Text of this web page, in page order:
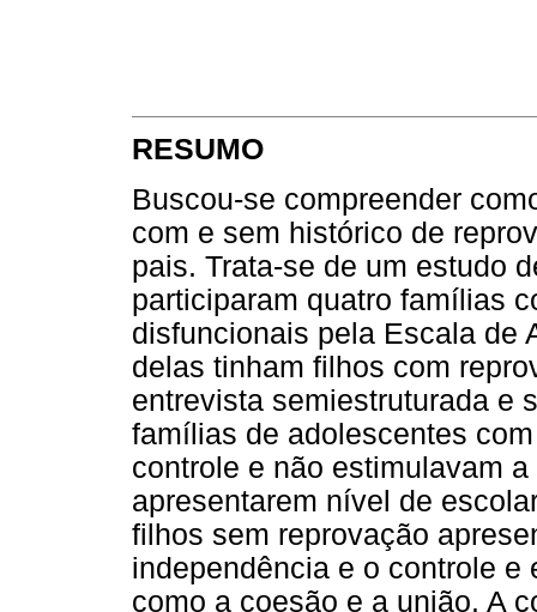
RESUMO
Buscou-se compreender
com e sem histórico de
pais. Trata-se de um estudo
participaram quatro famílias
disfuncionais pela Escala de
delas tinham filhos com
entrevista semiestruturada e
famílias de adolescentes
controle e não estimulavam
apresentarem nível de
filhos sem reprovação
independência e o controle
como a coesão e a união. A